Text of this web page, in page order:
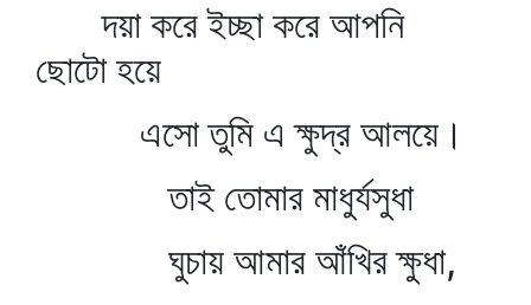
দয়া করে ইচ্ছা করে আপনি
ছোটো হয়ে
এসো তুমি এ ক্ষুদ্র আলয়ে।
তাই তোমার মাধুর্যসুধা
ঘুচায় আমার আঁখির ক্ষুধা,